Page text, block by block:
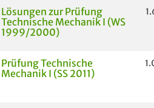
Lösungen zur Prüfung
Technische Mechanik I (WS
1999/2000)
Prüfung Technische
Mechanik I (SS 2011)